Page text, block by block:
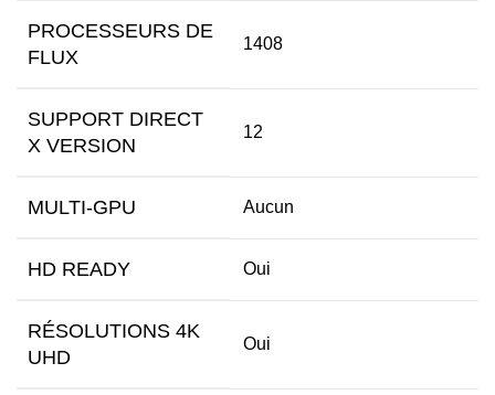
PROCESSEURS DE
FLUX
1408
SUPPORT DIRECT
X VERSION
12
MULTI-GPU Aucun
HD READY Oui
RÉSOLUTIONS 4K
UHD
Oui